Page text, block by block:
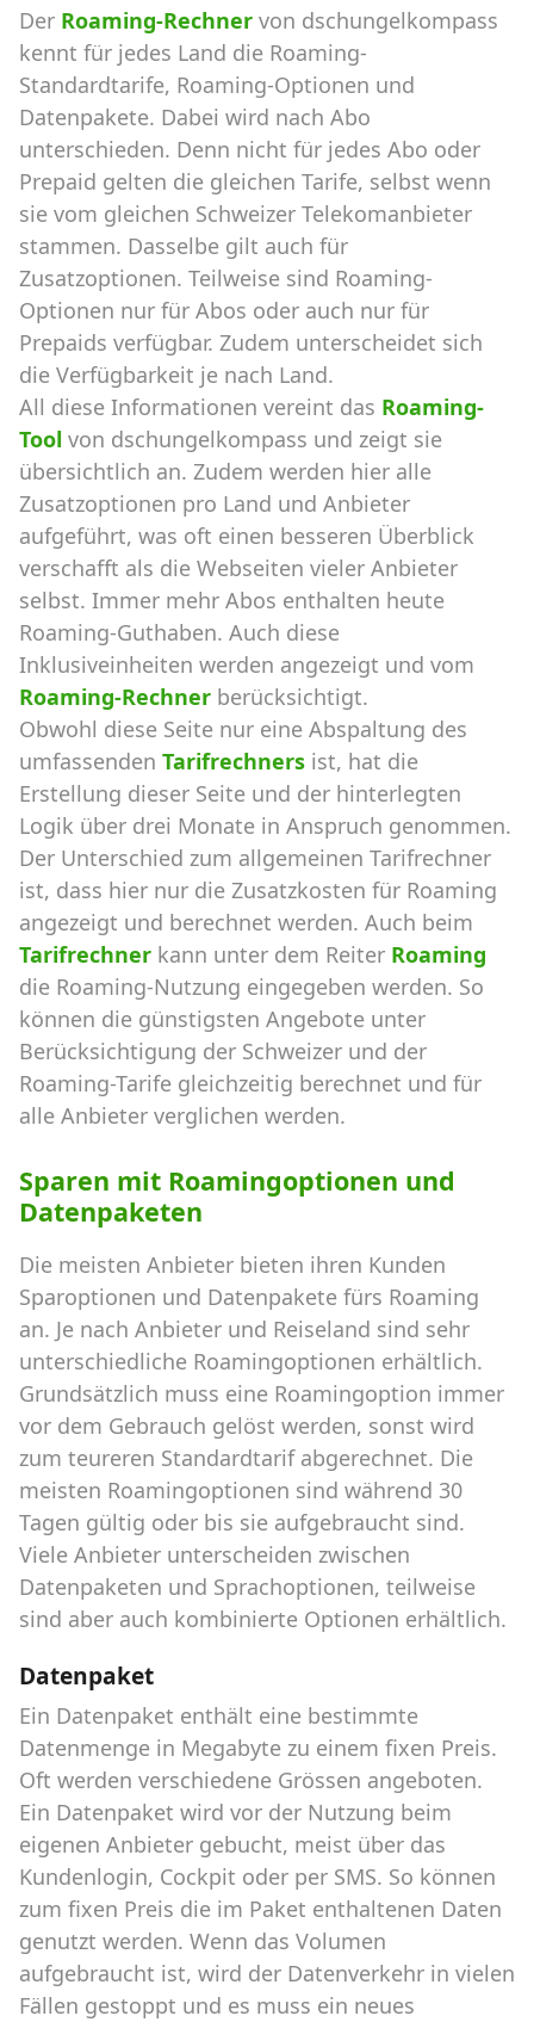
Der Roaming-Rechner von dschungelkompass
kennt für jedes Land die Roaming-
Standardtarife, Roaming-Optionen und
Datenpakete. Dabei wird nach Abo
unterschieden. Denn nicht für jedes Abo oder
Prepaid gelten die gleichen Tarife, selbst wenn
sie vom gleichen Schweizer Telekomanbieter
stammen. Dasselbe gilt auch für
Zusatzoptionen. Teilweise sind Roaming-
Optionen nur für Abos oder auch nur für
Prepaids verfügbar. Zudem unterscheidet sich
die Verfügbarkeit je nach Land.
All diese Informationen vereint das Roaming-
Tool von dschungelkompass und zeigt sie
übersichtlich an. Zudem werden hier alle
Zusatzoptionen pro Land und Anbieter
aufgeführt, was oft einen besseren Überblick
verschafft als die Webseiten vieler Anbieter
selbst. Immer mehr Abos enthalten heute
Roaming-Guthaben. Auch diese
Inklusiveinheiten werden angezeigt und vom
Roaming-Rechner berücksichtigt.
Obwohl diese Seite nur eine Abspaltung des
umfassenden Tarifrechners ist, hat die
Erstellung dieser Seite und der hinterlegten
Logik über drei Monate in Anspruch genommen.
Der Unterschied zum allgemeinen Tarifrechner
ist, dass hier nur die Zusatzkosten für Roaming
angezeigt und berechnet werden. Auch beim
Tarifrechner kann unter dem Reiter Roaming
die Roaming-Nutzung eingegeben werden. So
können die günstigsten Angebote unter
Berücksichtigung der Schweizer und der
Roaming-Tarife gleichzeitig berechnet und für
alle Anbieter verglichen werden.
Sparen mit Roamingoptionen und
Datenpaketen
Die meisten Anbieter bieten ihren Kunden
Sparoptionen und Datenpakete fürs Roaming
an. Je nach Anbieter und Reiseland sind sehr
unterschiedliche Roamingoptionen erhältlich.
Grundsätzlich muss eine Roamingoption immer
vor dem Gebrauch gelöst werden, sonst wird
zum teureren Standardtarif abgerechnet. Die
meisten Roamingoptionen sind während 30
Tagen gültig oder bis sie aufgebraucht sind.
Viele Anbieter unterscheiden zwischen
Datenpaketen und Sprachoptionen, teilweise
sind aber auch kombinierte Optionen erhältlich.
Datenpaket
Ein Datenpaket enthält eine bestimmte
Datenmenge in Megabyte zu einem fixen Preis.
Oft werden verschiedene Grössen angeboten.
Ein Datenpaket wird vor der Nutzung beim
eigenen Anbieter gebucht, meist über das
Kundenlogin, Cockpit oder per SMS. So können
zum fixen Preis die im Paket enthaltenen Daten
genutzt werden. Wenn das Volumen
aufgebraucht ist, wird der Datenverkehr in vielen
Fällen gestoppt und es muss ein neues